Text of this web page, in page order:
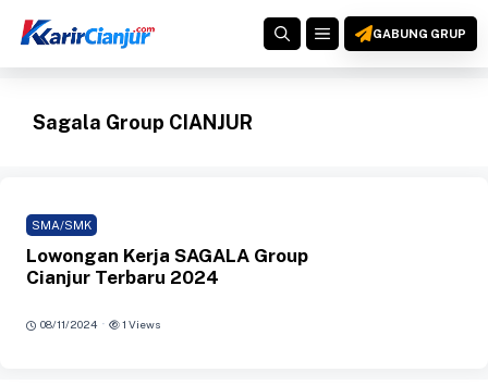
MENUGABUNG GRUP
Sagala Group CIANJUR
SMA/SMK
Lowongan Kerja SAGALA Group
Cianjur Terbaru 2024
08/11/2024 · 1 Views